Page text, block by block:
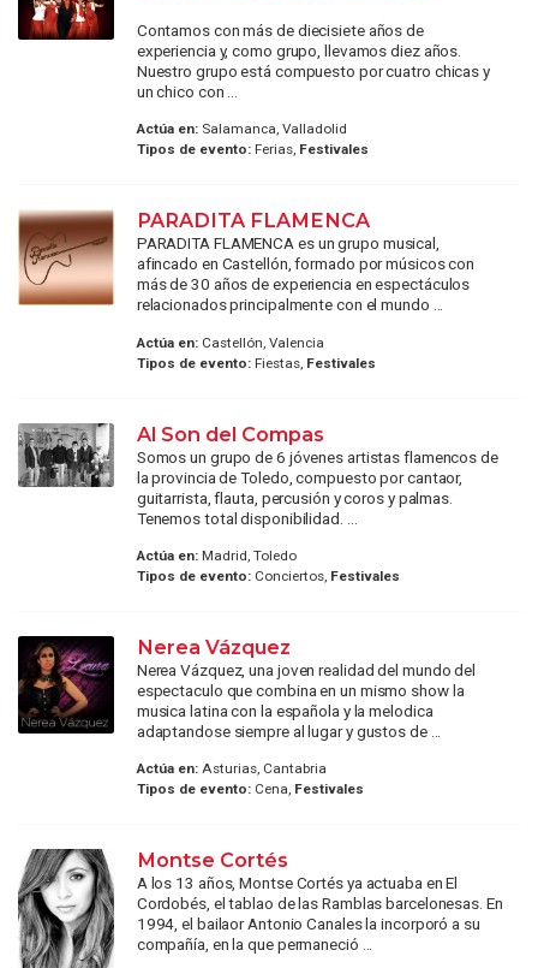
Contamos con más de diecisiete años de
experiencia y, como grupo, llevamos diez años.
Nuestro grupo está compuesto por cuatro chicas y
un chico con ...
Actúa en:Salamanca, Valladolid
Tipos de evento:Ferias, Festivales
PARADITA FLAMENCA
PARADITA FLAMENCA es un grupo musical,
afincado en Castellón, formado por músicos con
más de 30 años de experiencia en espectáculos
relacionados principalmente con el mundo ...
Actúa en:Castellón, Valencia
Tipos de evento:Fiestas, Festivales
Al Son del Compas
Somos un grupo de 6 jóvenes artistas flamencos de
la provincia de Toledo, compuesto por cantaor,
guitarrista, flauta, percusión y coros y palmas.
Tenemos total disponibilidad. ...
Actúa en:Madrid, Toledo
Tipos de evento:Conciertos, Festivales
Nerea Vázquez
Nerea Vázquez, una joven realidad del mundo del
espectaculo que combina en un mismo show la
musica latina con la española y la melodica
adaptandose siempre al lugar y gustos de ...
Actúa en:Asturias, Cantabria
Tipos de evento:Cena, Festivales
Montse Cortés
A los 13 años, Montse Cortés ya actuaba en El
Cordobés, el tablao de las Ramblas barcelonesas. En
1994, el bailaor Antonio Canales la incorporó a su
compañía, en la que permaneció ...